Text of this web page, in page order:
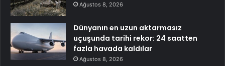
Ağustos 8, 2026
Dünyanın en uzun aktarmasız
uçuşunda tarihi rekor: 24 saatten
fazla havada kaldılar
Ağustos 8, 2026